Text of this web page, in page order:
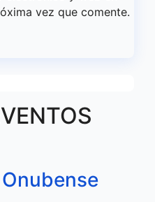
vez que comente.